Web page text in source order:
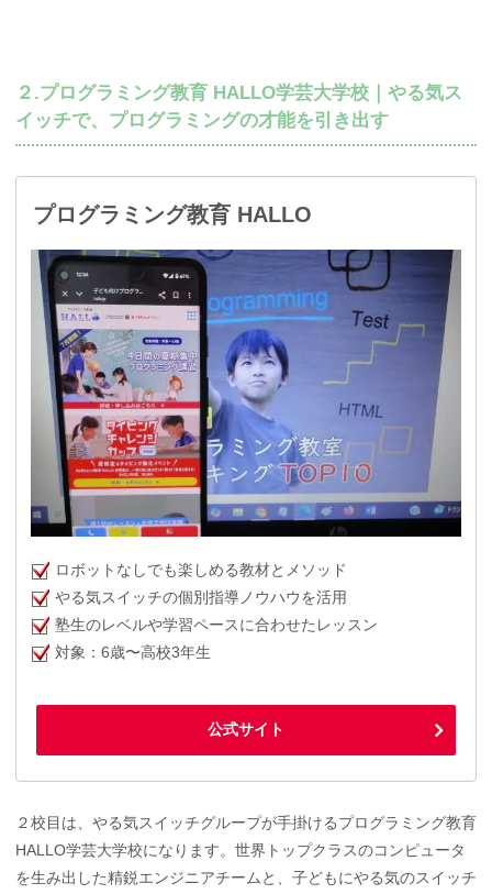
２.プログラミング教育 HALLO学芸大学校｜やる気ス
イッチで、プログラミングの才能を引き出す
プログラミング教育 HALLO
ロボットなしでも楽しめる教材とメソッド
やる気スイッチの個別指導ノウハウを活用
塾生のレベルや学習ペースに合わせたレッスン
対象：6歳〜高校3年生
公式サイト
２校目は、やる気スイッチグループが手掛けるプログラミング教育
HALLO学芸大学校になります。世界トップクラスのコンピュータ
を生み出した精鋭エンジニアチームと、子どもにやる気のスイッチ